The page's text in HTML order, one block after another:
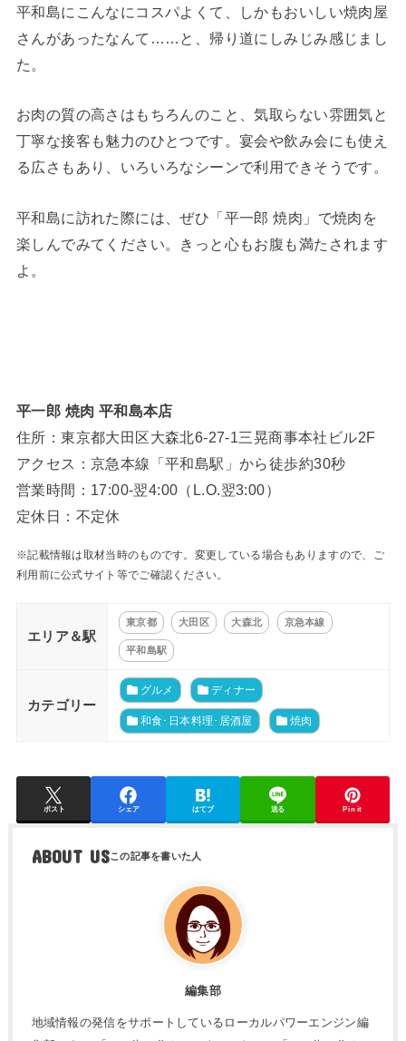
平和島にこんなにコスパよくて、しかもおいしい焼肉屋
さんがあったなんて……と、帰り道にしみじみ感じまし
た。
お肉の質の高さはもちろんのこと、気取らない雰囲気と
丁寧な接客も魅力のひとつです。宴会や飲み会にも使え
る広さもあり、いろいろなシーンで利用できそうです。
平和島に訪れた際には、ぜひ「平一郎 焼肉」で焼肉を
楽しんでみてください。きっと心もお腹も満たされます
よ。
平一郎 焼肉 平和島本店
住所：東京都大田区大森北6-27-1三晃商事本社ビル2F
アクセス：京急本線「平和島駅」から徒歩約30秒
営業時間：17:00-翌4:00（L.O.翌3:00）
定休日：不定休
※記載情報は取材当時のものです。変更している場合もありますので、ご
利用前に公式サイト等でご確認ください。
エリア＆駅
東京都 大田区 大森北 京急本線
平和島駅
カテゴリー
グルメ ディナー
和食･日本料理･居酒屋 焼肉
ポスト シェア はてブ 送る Pin it
ABOUT US
編集部
地域情報の発信をサポートしているローカルパワーエンジン編